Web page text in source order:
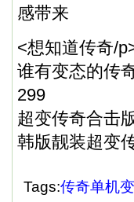
感带来
<想知道传奇/
谁有变态的传
299
超变传奇合击
韩版靓装超变
Tags:传奇单机